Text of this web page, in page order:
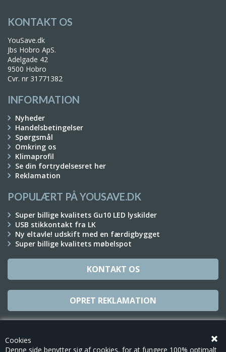
Cookies
Denne side benytter sig af cookies, for at fungere 100% optimalt
KONTAKT OS
YouSave.dk
Jbs Hobro ApS.
Adelgade 42
9500 Hobro
Cvr. nr 31771382
INFORMATION
Nyheder
Handelsbetingelser
Spørgsmål
Omkring os
Klimaprofil
Se din fortrydelsesret her
Reklamation
POPULÆRT PÅ YOUSAVE.DK
Super billige kvalitets Gu10 LED lyskilder
USB stikkontakt fra LK
Ny eltavle! udskift med en færdigbygget
Super billige kvalitets møbelspot
KONTAKT OS
OPRET REKLAMATION